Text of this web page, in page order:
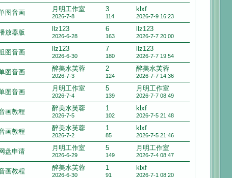
图音画 月明工作室
2026-7-8
3
114
klxf
2026-7-9 16:23
放器版 llz123
2026-6-28
6
163
llz123
2026-7-7 20:00
图音画 llz123
2026-6-30
7
180
llz123
2026-7-7 19:54
图音画 醉美水芙蓉
2026-7-3
2
124
醉美水芙蓉
2026-7-7 14:36
图音画 月明工作室
2026-7-4
5
139
月明工作室
2026-7-7 08:49
画教程 醉美水芙蓉
2026-7-5
1
102
klxf
2026-7-5 21:48
画教程 醉美水芙蓉
2026-7-2
1
85
klxf
2026-7-5 21:46
网盘申请 月明工作室
2026-6-29
5
149
月明工作室
2026-7-4 08:47
画教程 醉美水芙蓉
2026-6-30
1
91
klxf
2026-7-1 08:20